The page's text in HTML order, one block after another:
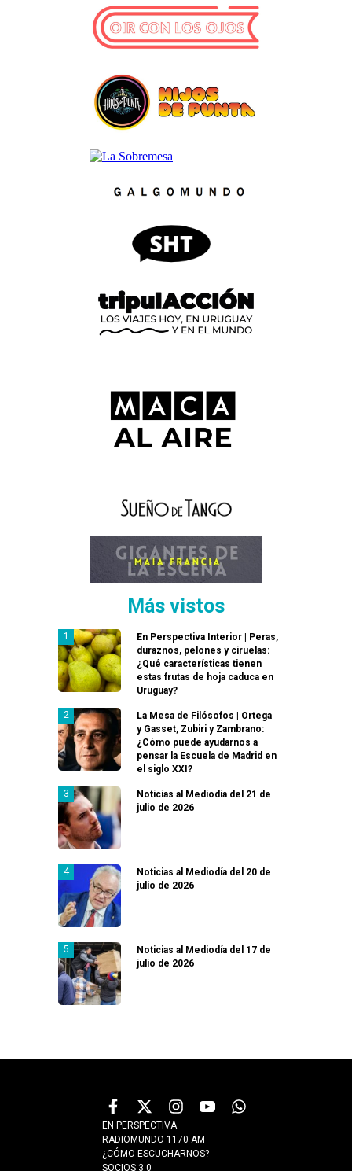
Más vistos
En Perspectiva Interior | Peras,
duraznos, pelones y ciruelas:
¿Qué características tienen
estas frutas de hoja caduca en
Uruguay?
La Mesa de Filósofos | Ortega
y Gasset, Zubiri y Zambrano:
¿Cómo puede ayudarnos a
pensar la Escuela de Madrid en
el siglo XXI?
Noticias al Mediodía del 21 de
julio de 2026
Noticias al Mediodía del 20 de
julio de 2026
Noticias al Mediodía del 17 de
julio de 2026
EN PERSPECTIVA
RADIOMUNDO 1170 AM
¿CÓMO ESCUCHARNOS?
SOCIOS 3.0